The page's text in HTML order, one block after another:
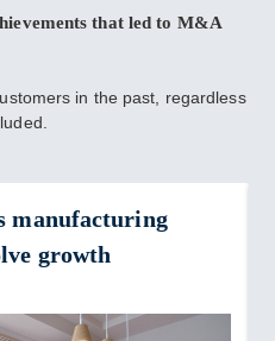
that led to M&A
in the past, regardless
manufacturing
growth